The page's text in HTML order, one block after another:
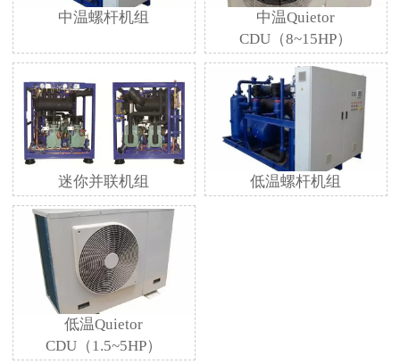
中温螺杆机组
中温Quietor
CDU（8~15HP）
迷你并联机组 低温螺杆机组
低温Quietor
CDU（1.5~5HP）